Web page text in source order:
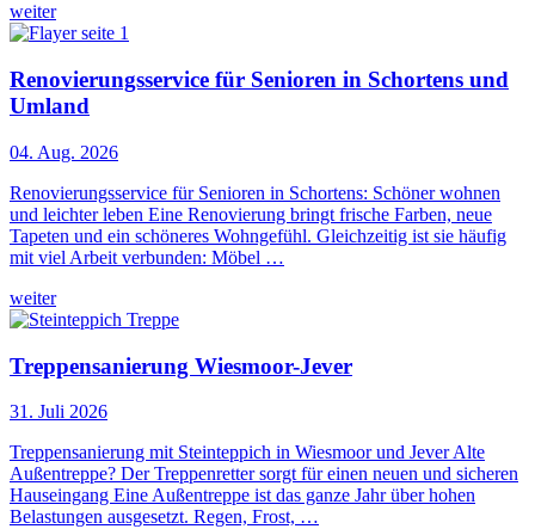
weiter
Renovierungsservice für Senioren in Schortens und
Umland
04. Aug. 2026
Renovierungsservice für Senioren in Schortens: Schöner wohnen
und leichter leben Eine Renovierung bringt frische Farben, neue
Tapeten und ein schöneres Wohngefühl. Gleichzeitig ist sie häufig
mit viel Arbeit verbunden: Möbel …
weiter
Treppensanierung Wiesmoor-Jever
31. Juli 2026
Treppensanierung mit Steinteppich in Wiesmoor und Jever Alte
Außentreppe? Der Treppenretter sorgt für einen neuen und sicheren
Hauseingang Eine Außentreppe ist das ganze Jahr über hohen
Belastungen ausgesetzt. Regen, Frost, …